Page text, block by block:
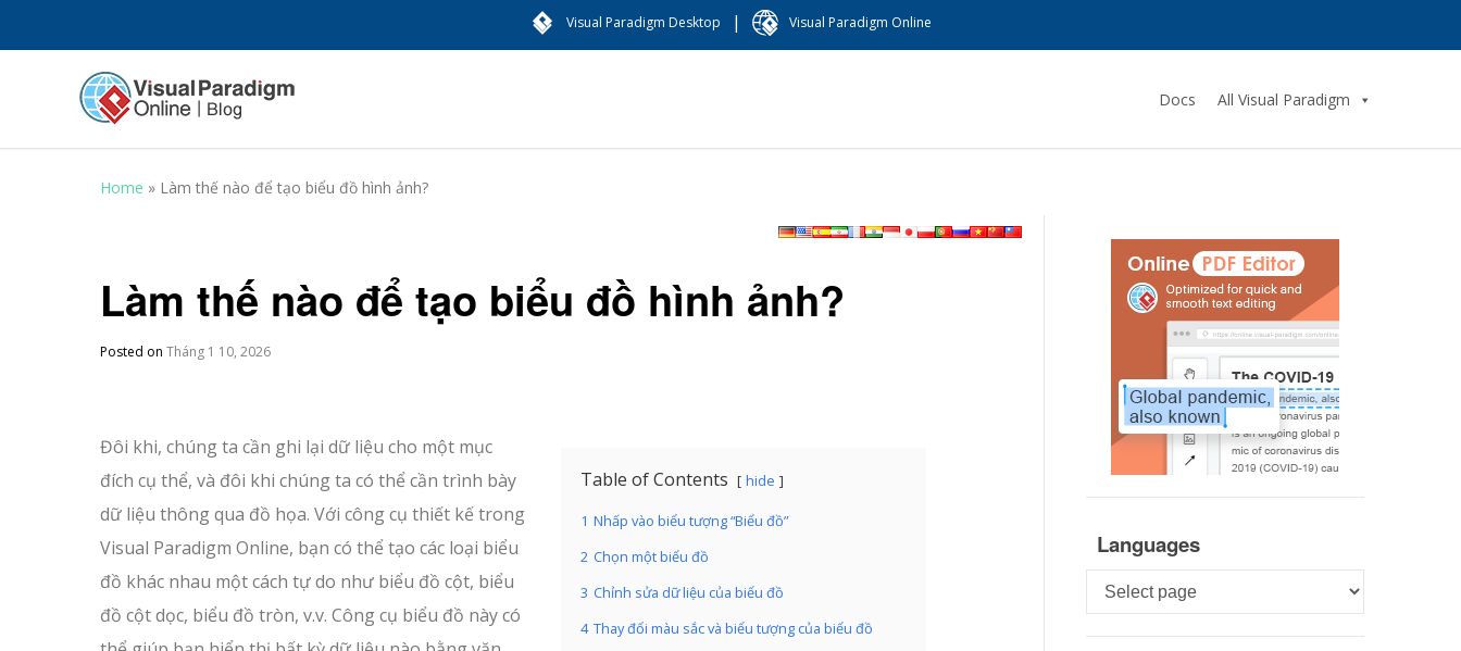
Visual Paradigm Desktop | Visual Paradigm Online
Docs All Visual Paradigm
Home » Làm thế nào để tạo biểu đồ hình ảnh?
Làm thế nào để tạo biểu đồ hình ảnh?
Posted on Tháng 1 10, 2026
Table of Contents hide
1 Nhấp vào biểu tượng “Biểu đồ”
2 Chọn một biểu đồ
3 Chỉnh sửa dữ liệu của biểu đồ
4 Thay đổi màu sắc và biểu tượng của biểu đồ
Đôi khi, chúng ta cần ghi lại dữ liệu cho một mục
đích cụ thể, và đôi khi chúng ta có thể cần trình bày
dữ liệu thông qua đồ họa. Với công cụ thiết kế trong
Visual Paradigm Online, bạn có thể tạo các loại biểu
đồ khác nhau một cách tự do như biểu đồ cột, biểu
đồ cột dọc, biểu đồ tròn, v.v. Công cụ biểu đồ này có
Languages
Languages